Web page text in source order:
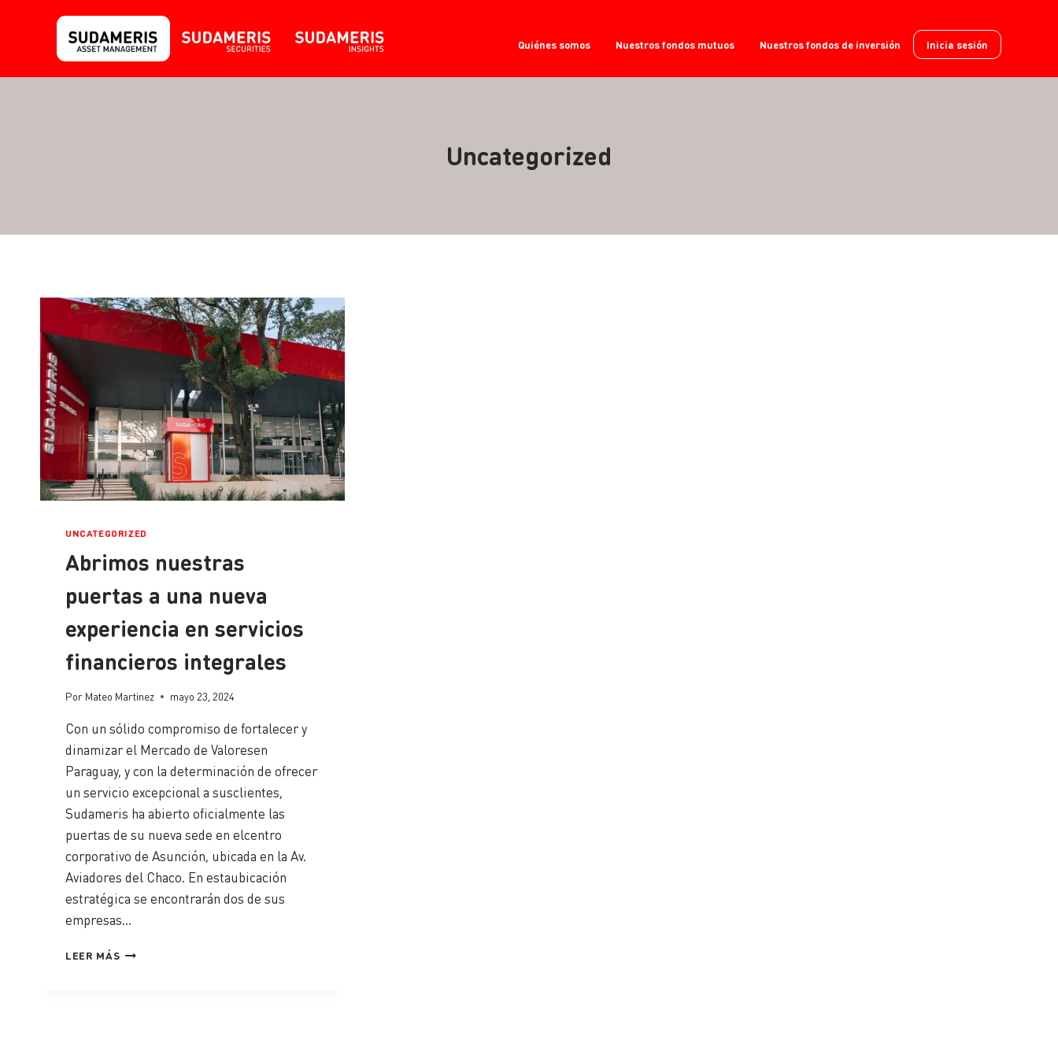
Quiénes somos Nuestros fondos mutuos Nuestros fondos de inversión Inicia sesión
Uncategorized
UNCATEGORIZED
Abrimos nuestras
puertas a una nueva
experiencia en servicios
financieros integrales
Por Mateo Martinez mayo 23, 2024
Con un sólido compromiso de fortalecer y
dinamizar el Mercado de Valoresen
Paraguay, y con la determinación de ofrecer
un servicio excepcional a susclientes,
Sudameris ha abierto oficialmente las
puertas de su nueva sede en elcentro
corporativo de Asunción, ubicada en la Av.
Aviadores del Chaco. En estaubicación
estratégica se encontrarán dos de sus
empresas…
LEER MÁS